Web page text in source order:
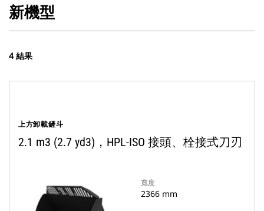
新機型
4 結果
上方卸載鏟斗
2.1 m3 (2.7 yd3)，HPL-ISO 接頭、栓接式刀刃
寬度
2366 mm